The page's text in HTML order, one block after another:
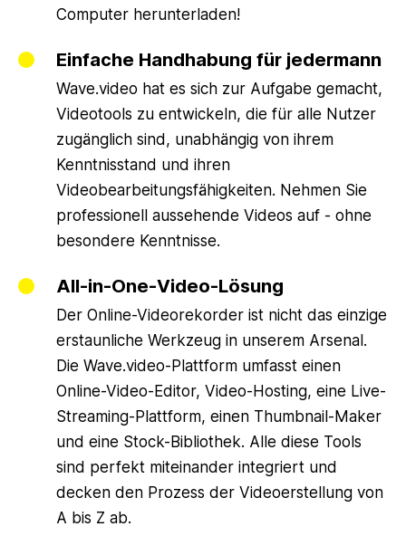
Computer herunterladen!
Einfache Handhabung für jedermann
Wave.video hat es sich zur Aufgabe gemacht,
Videotools zu entwickeln, die für alle Nutzer
zugänglich sind, unabhängig von ihrem
Kenntnisstand und ihren
Videobearbeitungsfähigkeiten. Nehmen Sie
professionell aussehende Videos auf - ohne
besondere Kenntnisse.
All-in-One-Video-Lösung
Der Online-Videorekorder ist nicht das einzige
erstaunliche Werkzeug in unserem Arsenal.
Die Wave.video-Plattform umfasst einen
Online-Video-Editor, Video-Hosting, eine Live-
Streaming-Plattform, einen Thumbnail-Maker
und eine Stock-Bibliothek. Alle diese Tools
sind perfekt miteinander integriert und
decken den Prozess der Videoerstellung von
A bis Z ab.